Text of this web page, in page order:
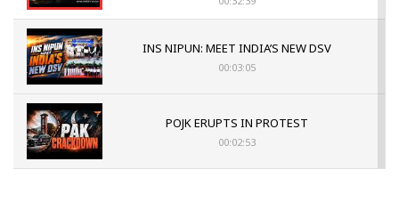
INS NIPUN: MEET INDIA’S NEW DSV
00:03:05
POJK ERUPTS IN PROTEST
00:02:53